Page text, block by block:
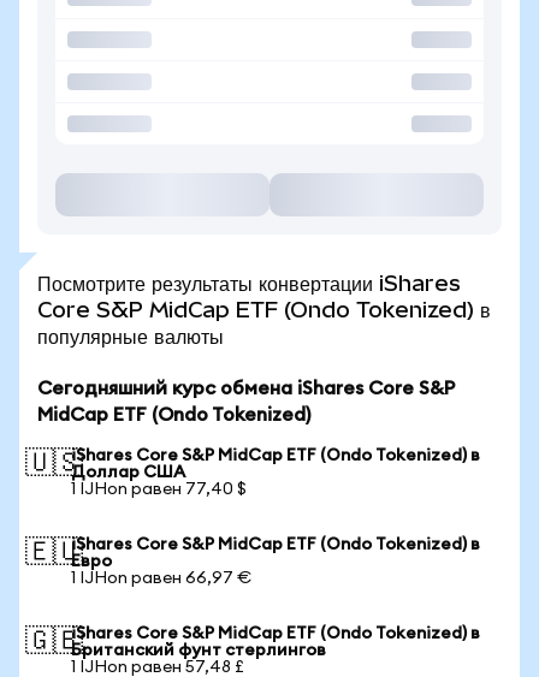
Посмотрите результаты конвертации iShares
Core S&P MidCap ETF (Ondo Tokenized) в
популярные валюты
Сегодняшний курс обмена iShares Core S&P
MidCap ETF (Ondo Tokenized)
🇺🇸iShares Core S&P MidCap ETF (Ondo Tokenized) в
Доллар США
1 IJHon равен 77,40 $
🇪🇺iShares Core S&P MidCap ETF (Ondo Tokenized) в
Евро
1 IJHon равен 66,97 €
🇬🇧iShares Core S&P MidCap ETF (Ondo Tokenized) в
Британский фунт стерлингов
1 IJHon равен 57,48 £